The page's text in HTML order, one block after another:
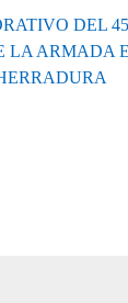
DEL
LA ARMADA